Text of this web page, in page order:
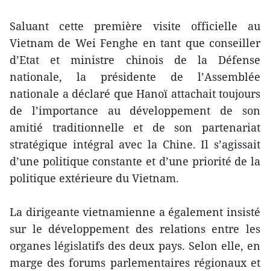
Saluant cette première visite officielle au
Vietnam de Wei Fenghe en tant que conseiller
d’Etat et ministre chinois de la Défense
nationale, la présidente de l’Assemblée
nationale a déclaré que Hanoï attachait toujours
de l’importance au développement de son
amitié traditionnelle et de son partenariat
stratégique intégral avec la Chine. Il s’agissait
d’une politique constante et d’une priorité de la
politique extérieure du Vietnam.
La dirigeante vietnamienne a également insisté
sur le développement des relations entre les
organes législatifs des deux pays. Selon elle, en
marge des forums parlementaires régionaux et